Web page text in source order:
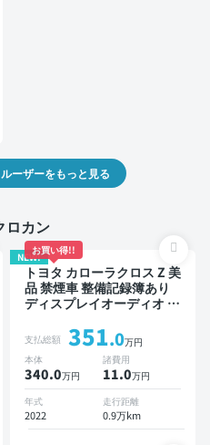
ーザーをもっと見る
ロカン
NEW!
お買い得!!
トヨタ カローラクロス Z 美
品 禁煙車 整備記録簿あり
ディスプレイオーディオ ※
スポットモニター オートク
ルーズ スマートキー ETC
電動バックドア バックモニ
ター 全方位カメラ ドライ
ブレコーダー 衝突軽減
支払総額 351.0万円
本体
340.0万円
諸費用
11.0万円
年式
2022
走行距離
0.9万km